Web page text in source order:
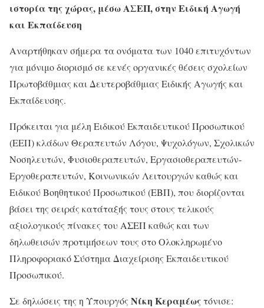
ιστορία της χώρας, μέσω ΑΣΕΠ, στην Ειδική Αγωγή
και Εκπαίδευση
Αναρτήθηκαν σήμερα τα ονόματα των 1040 επιτυχόντων
για μόνιμο διορισμό σε κενές οργανικές θέσεις σχολείων
Πρωτοβάθμιας και Δευτεροβάθμιας Ειδικής Αγωγής και
Εκπαίδευσης.
Πρόκειται για μέλη Ειδικού Εκπαιδευτικού Προσωπικού
(ΕΕΠ) κλάδων Θεραπευτών Λόγου, Ψυχολόγων, Σχολικών
Νοσηλευτών, Φυσιοθεραπευτών, Εργασιοθεραπευτών-
Εργοθεραπευτών, Κοινωνικών Λειτουργών καθώς και
Ειδικού Βοηθητικού Προσωπικού (ΕΒΠ), που διορίζονται
βάσει της σειράς κατάταξής τους στους τελικούς
αξιολογικούς πίνακες του ΑΣΕΠ καθώς και των
δηλωθεισών προτιμήσεων τους στο Ολοκληρωμένο
Πληροφοριακό Σύστημα Διαχείρισης Εκπαιδευτικού
Προσωπικού.
Σε δηλώσεις της η Υπουργός Νίκη Κεραμέωςτόνισε: